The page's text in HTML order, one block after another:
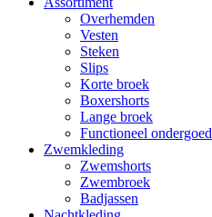
Overhemden
Vesten
Steken
Slips
Korte broek
Boxershorts
Lange broek
Functioneel ondergoed
Zwemkleding
Zwemshorts
Zwembroek
Badjassen